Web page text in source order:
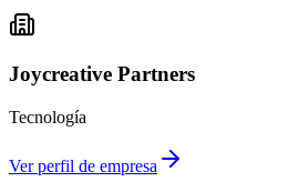
Joycreative Partners
Tecnología
Ver perfil de empresa